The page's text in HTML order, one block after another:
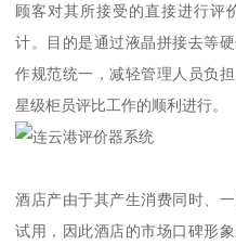
顾客对其所接受的直接进行评
计。目的是通过液晶拼接去等
作规范统一，减轻管理人员负
星级柜员评比工作的顺利进行。
酒店产由于其产生消费同时、
试用，因此酒店的市场口碑形